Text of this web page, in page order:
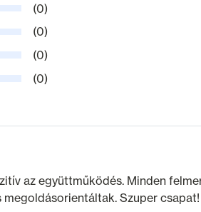
(0)
(0)
(0)
(0)
az együttműködés. Minden
megoldásorientáltak. Szuper csapat!